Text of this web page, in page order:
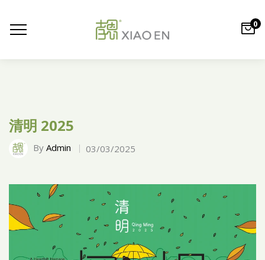
0
清明 2025
By Admin 03/03/2025